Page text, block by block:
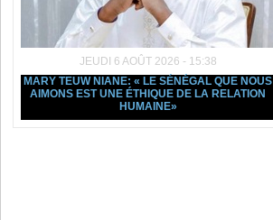
JEUDI 6 AOÛT 2026 - 15:38
MARY TEUW NIANE: « LE SÉNÉGAL QUE NOUS
AIMONS EST UNE ÉTHIQUE DE LA RELATION
HUMAINE»